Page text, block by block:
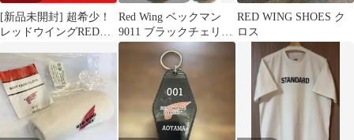
[新品未開封] 超希少！
レッドウイングRED
Red Wing ベックマン
9011 ブラックチェリ
ー 廃盤
RED WING SHOES ク
ロス